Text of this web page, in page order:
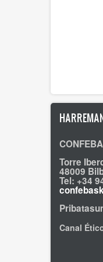
Torre
48009
Tel: +34
Canal